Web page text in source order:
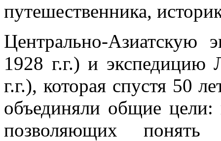
путешественника,
Центрально-Азиатскую
1928 г.г.) и
г.г.), которая спустя 50
объединяли общие цели:
позволяющих понять